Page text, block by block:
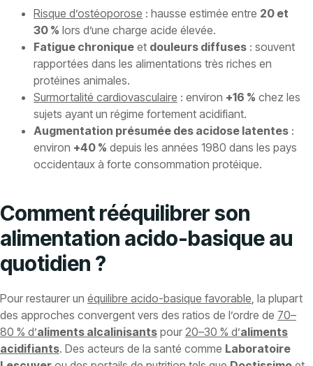
Risque d’ostéoporose : hausse estimée entre 20 et
30 % lors d’une charge acide élevée.
Fatigue chronique et douleurs diffuses : souvent
rapportées dans les alimentations très riches en
protéines animales.
Surmortalité cardiovasculaire : environ +16 % chez les
sujets ayant un régime fortement acidifiant.
Augmentation présumée des acidose latentes :
environ +40 % depuis les années 1980 dans les pays
occidentaux à forte consommation protéique.
Comment rééquilibrer son
alimentation acido-basique au
quotidien ?
Pour restaurer un équilibre acido-basique favorable , la plupart
des approches convergent vers des ratios de l’ordre de 70–
80 % d’aliments alcalinisants pour 20–30 % d’aliments
acidifiants. Des acteurs de la santé comme Laboratoire